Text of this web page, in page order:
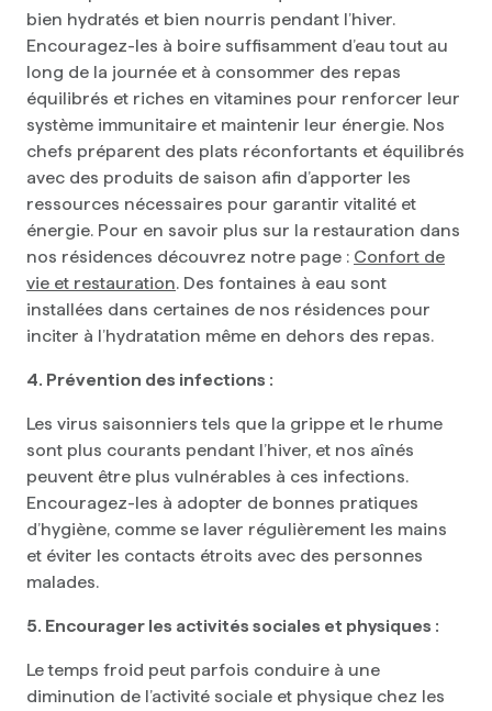
bien hydratés et bien nourris pendant l’hiver.
Encouragez-les à boire suffisamment d’eau tout au
long de la journée et à consommer des repas
équilibrés et riches en vitamines pour renforcer leur
système immunitaire et maintenir leur énergie. Nos
chefs préparent des plats réconfortants et équilibrés
avec des produits de saison afin d’apporter les
ressources nécessaires pour garantir vitalité et
énergie. Pour en savoir plus sur la restauration dans
nos résidences découvrez notre page : Confort de
vie et restauration. Des fontaines à eau sont
installées dans certaines de nos résidences pour
inciter à l’hydratation même en dehors des repas.
4. Prévention des infections :
Les virus saisonniers tels que la grippe et le rhume
sont plus courants pendant l’hiver, et nos aînés
peuvent être plus vulnérables à ces infections.
Encouragez-les à adopter de bonnes pratiques
d’hygiène, comme se laver régulièrement les mains
et éviter les contacts étroits avec des personnes
malades.
5. Encourager les activités sociales et physiques :
Le temps froid peut parfois conduire à une
diminution de l’activité sociale et physique chez les